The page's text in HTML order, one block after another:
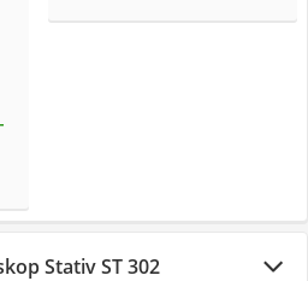
Stativ ST 302